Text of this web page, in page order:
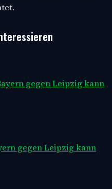
gegen Leipzig kann